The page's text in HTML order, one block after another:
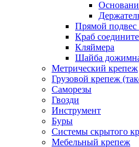
Прямой подвес
Краб
Кляймера
Шайба
Метрический крепеж
Грузовой крепеж
Саморезы
Гвозди
Инструмент
Буры
Системы скрытого
Мебельный крепеж